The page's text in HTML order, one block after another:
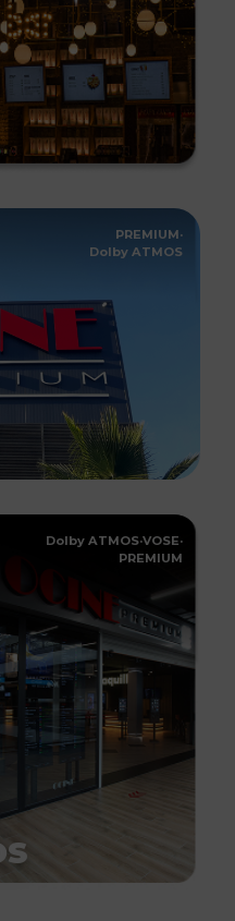
PREMIUM·
Dolby ATMOS
Dolby ATMOS·VOSE·
PREMIUM